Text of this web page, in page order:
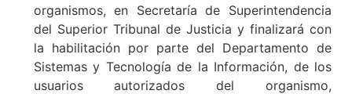
organismos, en Secretaría de Superintendencia
del Superior Tribunal de Justicia y finalizará con
la habilitación por parte del Departamento de
Sistemas y Tecnología de la Información, de los
usuarios autorizados del organismo,